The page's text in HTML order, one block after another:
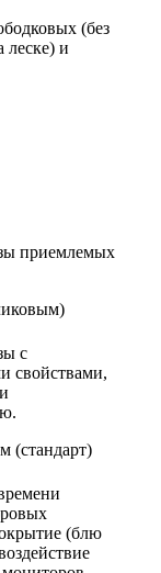
(без
леске) и
приемлемых
с
свойствами,
(стандарт)
(блю